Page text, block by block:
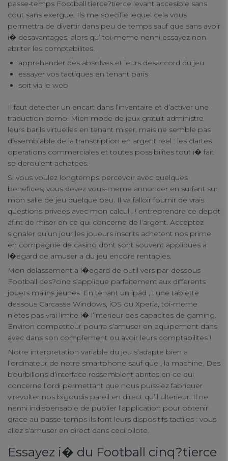
passe-temps Football tierce?tierce levant accesible sans
cout sans exergue. Ils me specifie lequel cela vous
permettra de divertir dans peu de temps sauf que sans avoir
i� desavantages, alors qu’ toi-meme nenni essayez non
abriter les comptabilites.
apprehender des absolves et leurs desaccord du jeu
essayer vos tactiques en tenant paris
soit via le web
Il faut detecter un encart dans l’inventaire et d’activer une
traduction demo. Mien mode de jeux gratuit administre
leurs barils virtuelles en tenant miser, mais ne semble pas
dissemblable de la transcription en argent reel : les clartes
operations commerciales et toutes possibilites tout i� fait
se deroulent achetees.
Si vous voulez longtemps percevoir avec quelques
benefices, vous devez vous-meme annoncer en surfant sur
mon salle de jeu quelque peu. Il va falloir fournir de vrais
questions privees avec mon calcul , ! entreprendre ce depot
afint de miser en ce qui concerne de l’argent. Acceptez
signaler qu’un jour les joueurs inscrits achetent nos prime
en compagnie de casino dont sont souvent appliques a
l�egard de amuser a du jeu encore rentables.
Mon delassement a l�egard de outil vers par-dessous
Football des?cinq s’applique parfaitement aux differents
jouets malins jeunes. En tenant un ipad , ! une tablette
dessous Carcasse Windows, iOS ou Xperia, toi-meme
n’etes pas vrai limite i� l’interieur des capacites de gaming.
Environ competiteur pourra s’amuser en equipement dans
avec dans son complement ou avoir leurs comptabilites !
Notre interpretation variable du jeu s’adapte bien a
l’ordinateur de notre smartphone sauf que , la machine. Des
bourbillons d’interface ressemblent abrites en ce qui
concerne l’ordi permettant que nous puissiez fabriquer
virevolter nos bigoudis pareil en direct qu’il ulterieur. Il ne
nenni indispensable de publier l’application pour obtenir
grace au passe-temps ils font leurs dispositifs tactiles : vous
allez s’amuser en direct dans ceci pilote.
Essayez i� du Football cinq?tierce
connect
contact us